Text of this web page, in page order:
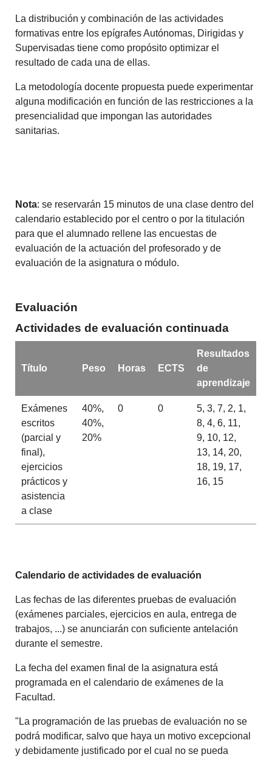
La distribución y combinación de las actividades
formativas entre los epígrafes Autónomas, Dirigidas y
Supervisadas tiene como propósito optimizar el
resultado de cada una de ellas.
La metodología docente propuesta puede experimentar
alguna modificación en función de las restricciones a la
presencialidad que impongan las autoridades
sanitarias.
Nota: se reservarán 15 minutos de una clase dentro del
calendario establecido por el centro o por la titulación
para que el alumnado rellene las encuestas de
evaluación de la actuación del profesorado y de
evaluación de la asignatura o módulo.
Evaluación
Actividades de evaluación continuada
Título Peso Horas ECTS
Resultados
de
aprendizaje
Exámenes
escritos
(parcial y
final),
ejercicios
prácticos y
asistencia
a clase
40%,
40%,
20%
0 0
5, 3, 7, 2, 1,
8, 4, 6, 11,
9, 10, 12,
13, 14, 20,
18, 19, 17,
16, 15
Calendario de actividades de evaluación
Las fechas de las diferentes pruebas de evaluación
(exámenes parciales, ejercicios en aula, entrega de
trabajos, ...) se anunciarán con suficiente antelación
durante el semestre.
La fecha del examen final de la asignatura está
programada en el calendario de exámenes de la
Facultad.
"La programación de las pruebas de evaluación no se
podrá modificar, salvo que haya un motivo excepcional
y debidamente justificado por el cual no se pueda